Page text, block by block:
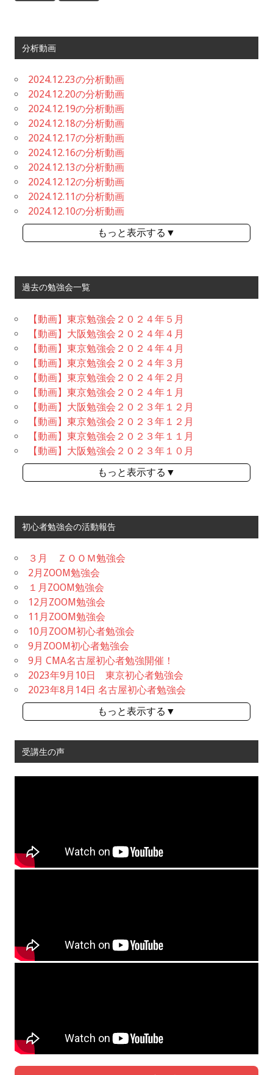
分析動画
2024.12.23の分析動画
2024.12.20の分析動画
2024.12.19の分析動画
2024.12.18の分析動画
2024.12.17の分析動画
2024.12.16の分析動画
2024.12.13の分析動画
2024.12.12の分析動画
2024.12.11の分析動画
2024.12.10の分析動画
もっと表示する▼
過去の勉強会一覧
【動画】東京勉強会２０２４年５月
【動画】大阪勉強会２０２４年４月
【動画】東京勉強会２０２４年４月
【動画】東京勉強会２０２４年３月
【動画】東京勉強会２０２４年２月
【動画】東京勉強会２０２４年１月
【動画】大阪勉強会２０２３年１２月
【動画】東京勉強会２０２３年１２月
【動画】東京勉強会２０２３年１１月
【動画】大阪勉強会２０２３年１０月
もっと表示する▼
初心者勉強会の活動報告
３月 ＺＯＯＭ勉強会
2月ZOOM勉強会
１月ZOOM勉強会
12月ZOOM勉強会
11月ZOOM勉強会
10月ZOOM初心者勉強会
9月ZOOM初心者勉強会
9月 CMA名古屋初心者勉強開催！
2023年9月10日 東京初心者勉強会
2023年8月14日 名古屋初心者勉強会
もっと表示する▼
受講生の声